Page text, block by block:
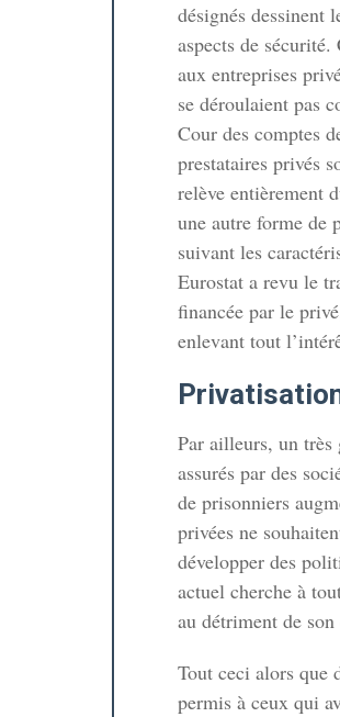
désignés dessinent
aspects de
aux entreprises
se déroulaient pas
Cour des comptes
prestataires privés
relève entièrement
une autre forme de
suivant les
Eurostat a revu le
financée par le
enlevant tout
Par ailleurs, un très
assurés par des
de prisonniers
privées ne
développer des
actuel cherche à
au détriment de
Tout ceci alors que
permis à ceux qui